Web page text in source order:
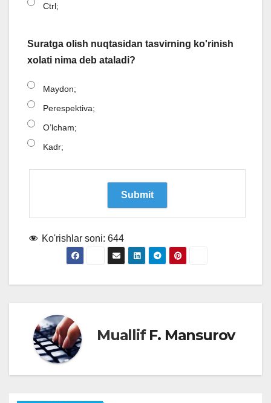
Ctrl;
Suratga olish nuqtasidan tasvirning ko'rinish
xolati nima deb ataladi?
Maydon;
Perespektiva;
O’lcham;
Kadr;
Ko'rishlar soni: 644
Muallif F. Mansurov